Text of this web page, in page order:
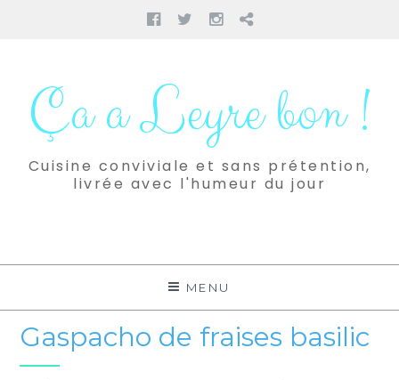
Facebook
TwitterInstagram
Pinterest
contenuÇa a Leyre bon !
Cuisine conviviale et sans prétention,
livrée avec l'humeur du jour
MENU
Gaspacho de fraises basilic